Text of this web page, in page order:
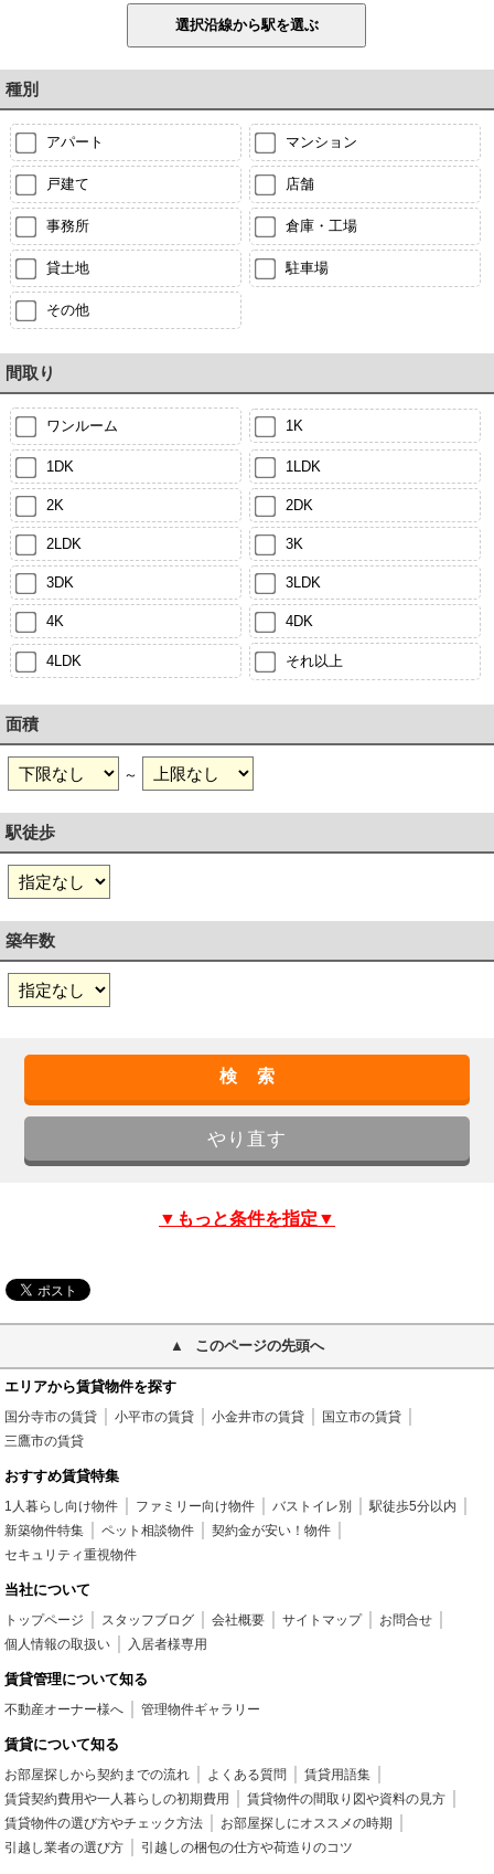
種別
アパート マンション
戸建て 店舗
事務所 倉庫・工場
貸土地 駐車場
その他
間取り
ワンルーム 1K
1DK 1LDK
2K 2DK
2LDK 3K
3DK 3LDK
4K 4DK
4LDK それ以上
面積
～
駅徒歩
築年数
▼もっと条件を指定▼
このページの先頭へ
エリアから賃貸物件を探す
国分寺市の賃貸 小平市の賃貸 小金井市の賃貸
国立市の賃貸
三鷹市の賃貸
おすすめ賃貸特集
1人暮らし向け物件 ファミリー向け物件 バストイレ別
駅徒歩5分以内
新築物件特集
ペット相談物件
契約金が安い！物件
セキュリティ重視物件
当社について
トップページ スタッフブログ 会社概要 サイトマップ
お問合せ
個人情報の取扱い
入居者様専用
賃貸管理について知る
不動産オーナー様へ 管理物件ギャラリー
賃貸について知る
お部屋探しから契約までの流れ よくある質問
賃貸用語集
賃貸契約費用や一人暮らしの初期費用
賃貸物件の間取り図や資料の見方
賃貸物件の選び方やチェック方法
お部屋探しにオススメの時期
引越し業者の選び方
引越しの梱包の仕方や荷造りのコツ